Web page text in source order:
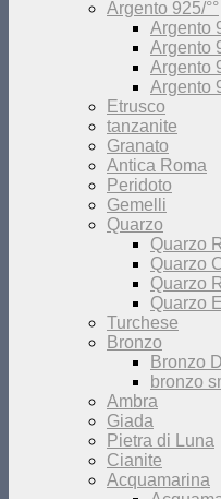
Argento 925/°°
Argento
Argento
Argento
Argento
Etrusco
tanzanite
Granato
Antica Roma
Peridoto
Gemelli
Quarzo
Quarzo
Quarzo
Quarzo
Quarzo
Turchese
Bronzo
Bronzo
bronzo
Ambra
Giada
Pietra di Luna
Cianite
Acquamarina